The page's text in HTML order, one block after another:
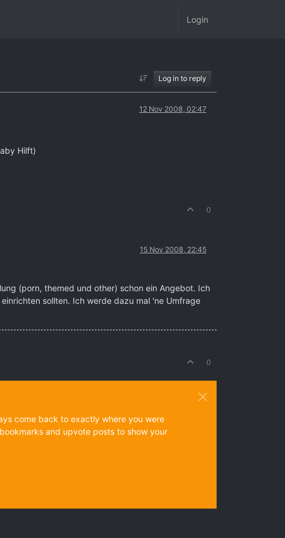
Login
Log in to reply
12 Nov 2008, 02:47
Hilft)
0
15 Nov 2008, 22:45
(porn, themed und other) schon ein Angebot. Ich
sollten. Ich werde dazu mal 'ne Umfrage
0
come back to exactly where you were
and upvote posts to show your